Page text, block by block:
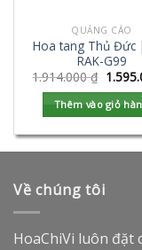
QUẢNG CÁO
Hoa tang Thủ Đức
RAK-G99
1.914.000₫
Thêm vào giỏ
Về chúng tôi
HoaChiVi luôn đặt